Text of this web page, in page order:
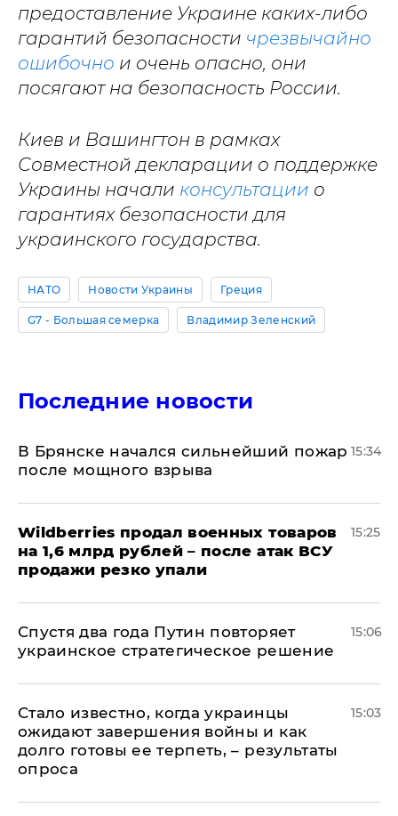
предоставление Украине каких-либо
гарантий безопасности чрезвычайно
ошибочно и очень опасно, они
посягают на безопасность России.
Киев и Вашингтон в рамках
Совместной декларации о поддержке
Украины начали консультации о
гарантиях безопасности для
украинского государства.
НАТО Новости Украины Греция
G7 - Большая семерка Владимир Зеленский
Последние новости
В Брянске начался сильнейший пожар
после мощного взрыва
15:34
​Wildberries продал военных товаров
на 1,6 млрд рублей – после атак ВСУ
продажи резко упали
15:25
Спустя два года Путин повторяет
украинское стратегическое решение
15:06
Стало известно, когда украинцы
ожидают завершения войны и как
долго готовы ее терпеть, – результаты
опроса
15:03